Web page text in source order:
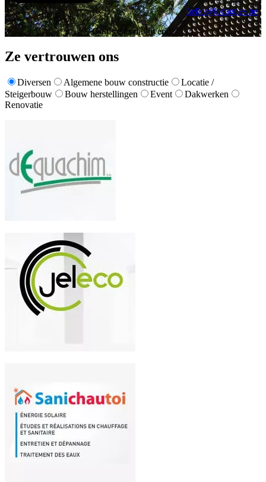
hello@locagnes.be
Gratis en vrijblijvend!
Ze vertrouwen ons
Diversen Algemene bouw constructie
Locatie /
Steigerbouw
Bouw herstellingen Event
Dakwerken
Renovatie